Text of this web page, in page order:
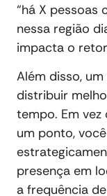
“há X pessoas
nessa região
impacta o
Além disso,
distribuir
tempo. Em
um ponto,
presença em
a frequência